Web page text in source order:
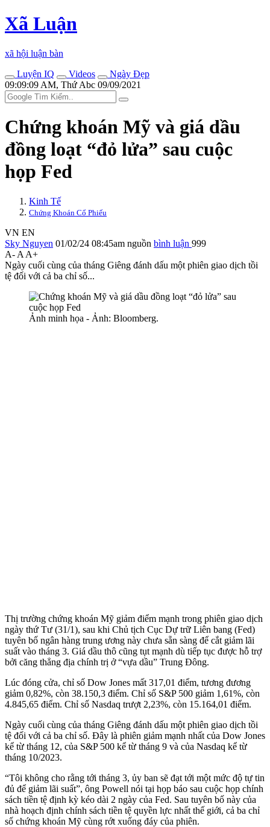
Xã Luận
xã hội luận bàn
Luyện IQ
Videos
Ngày Đẹp
09:09:09 AM, Thứ Abc 09/09/2021
Chứng khoán Mỹ và giá dầu
đồng loạt “đỏ lửa” sau cuộc
họp Fed
Kinh Tế
Chứng Khoán Cổ Phiếu
VN EN
Sky Nguyen 01/02/24 08:45am nguồn bình luận 999
A- A A+
Ngày cuối cùng của tháng Giêng đánh dấu một phiên giao dịch tồi
tệ đối với cả ba chỉ số...
Ảnh minh họa - Ảnh: Bloomberg.
Thị trường chứng khoán Mỹ giảm điểm mạnh trong phiên giao dịch
ngày thứ Tư (31/1), sau khi Chủ tịch Cục Dự trữ Liên bang (Fed)
tuyên bố ngân hàng trung ương này chưa sẵn sàng để cắt giảm lãi
suất vào tháng 3. Giá dầu thô cũng tụt mạnh dù tiếp tục được hỗ trợ
bởi căng thẳng địa chính trị ở “vựa dầu” Trung Đông.
Lúc đóng cửa, chỉ số Dow Jones mất 317,01 điểm, tương đương
giảm 0,82%, còn 38.150,3 điểm. Chỉ số S&P 500 giảm 1,61%, còn
4.845,65 điểm. Chỉ số Nasdaq trượt 2,23%, còn 15.164,01 điểm.
Ngày cuối cùng của tháng Giêng đánh dấu một phiên giao dịch tồi
tệ đối với cả ba chỉ số. Đây là phiên giảm mạnh nhất của Dow Jones
kể từ tháng 12, của S&P 500 kể từ tháng 9 và của Nasdaq kể từ
tháng 10/2023.
“Tôi không cho rằng tới tháng 3, ủy ban sẽ đạt tới một mức độ tự tin
đủ để giảm lãi suất”, ông Powell nói tại họp báo sau cuộc họp chính
sách tiền tệ định kỳ kéo dài 2 ngày của Fed. Sau tuyên bố này của
nhà hoạch định chính sách tiền tệ quyền lực nhất thế giới, cả ba chỉ
số chứng khoán Mỹ cùng rớt xuống đáy của phiên.